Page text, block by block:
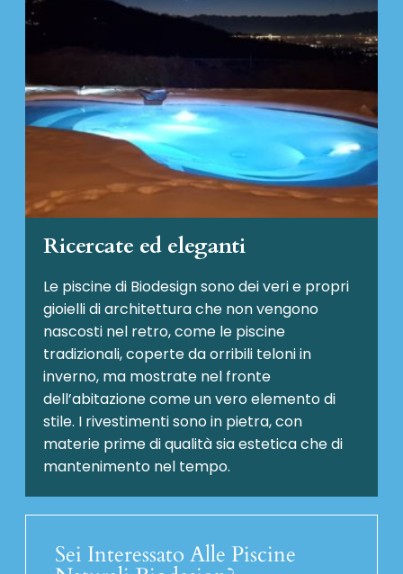
Ricercate ed eleganti
Le piscine di Biodesign sono dei veri e propri
gioielli di architettura che non vengono
nascosti nel retro, come le piscine
tradizionali, coperte da orribili teloni in
inverno, ma mostrate nel fronte
dell’abitazione come un vero elemento di
stile. I rivestimenti sono in pietra, con
materie prime di qualità sia estetica che di
mantenimento nel tempo.
Sei Interessato Alle Piscine